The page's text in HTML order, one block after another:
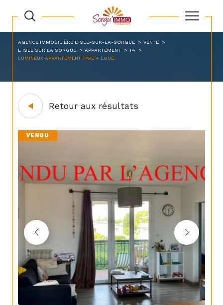
AGENCE IMMOBILIÈRE L'ISLE-SUR-LA-SORGUE
VENTE
L ISLE SUR LA SORGUE
APPARTEMENT
T4
LUMINEUX APPARTEMENT TYPE 4 LOUE
Retour aux résultats
VENDU